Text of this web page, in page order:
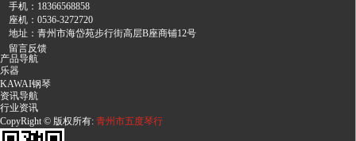
手机：18366568858
座机：0536-3272720
地址：青州市海岱苑步行街高层B座商铺12号
留言反馈
产品导航
乐器
KAWAI钢琴
资讯导航
行业资讯
CopyRight © 版权所有: 青州市五度琴行